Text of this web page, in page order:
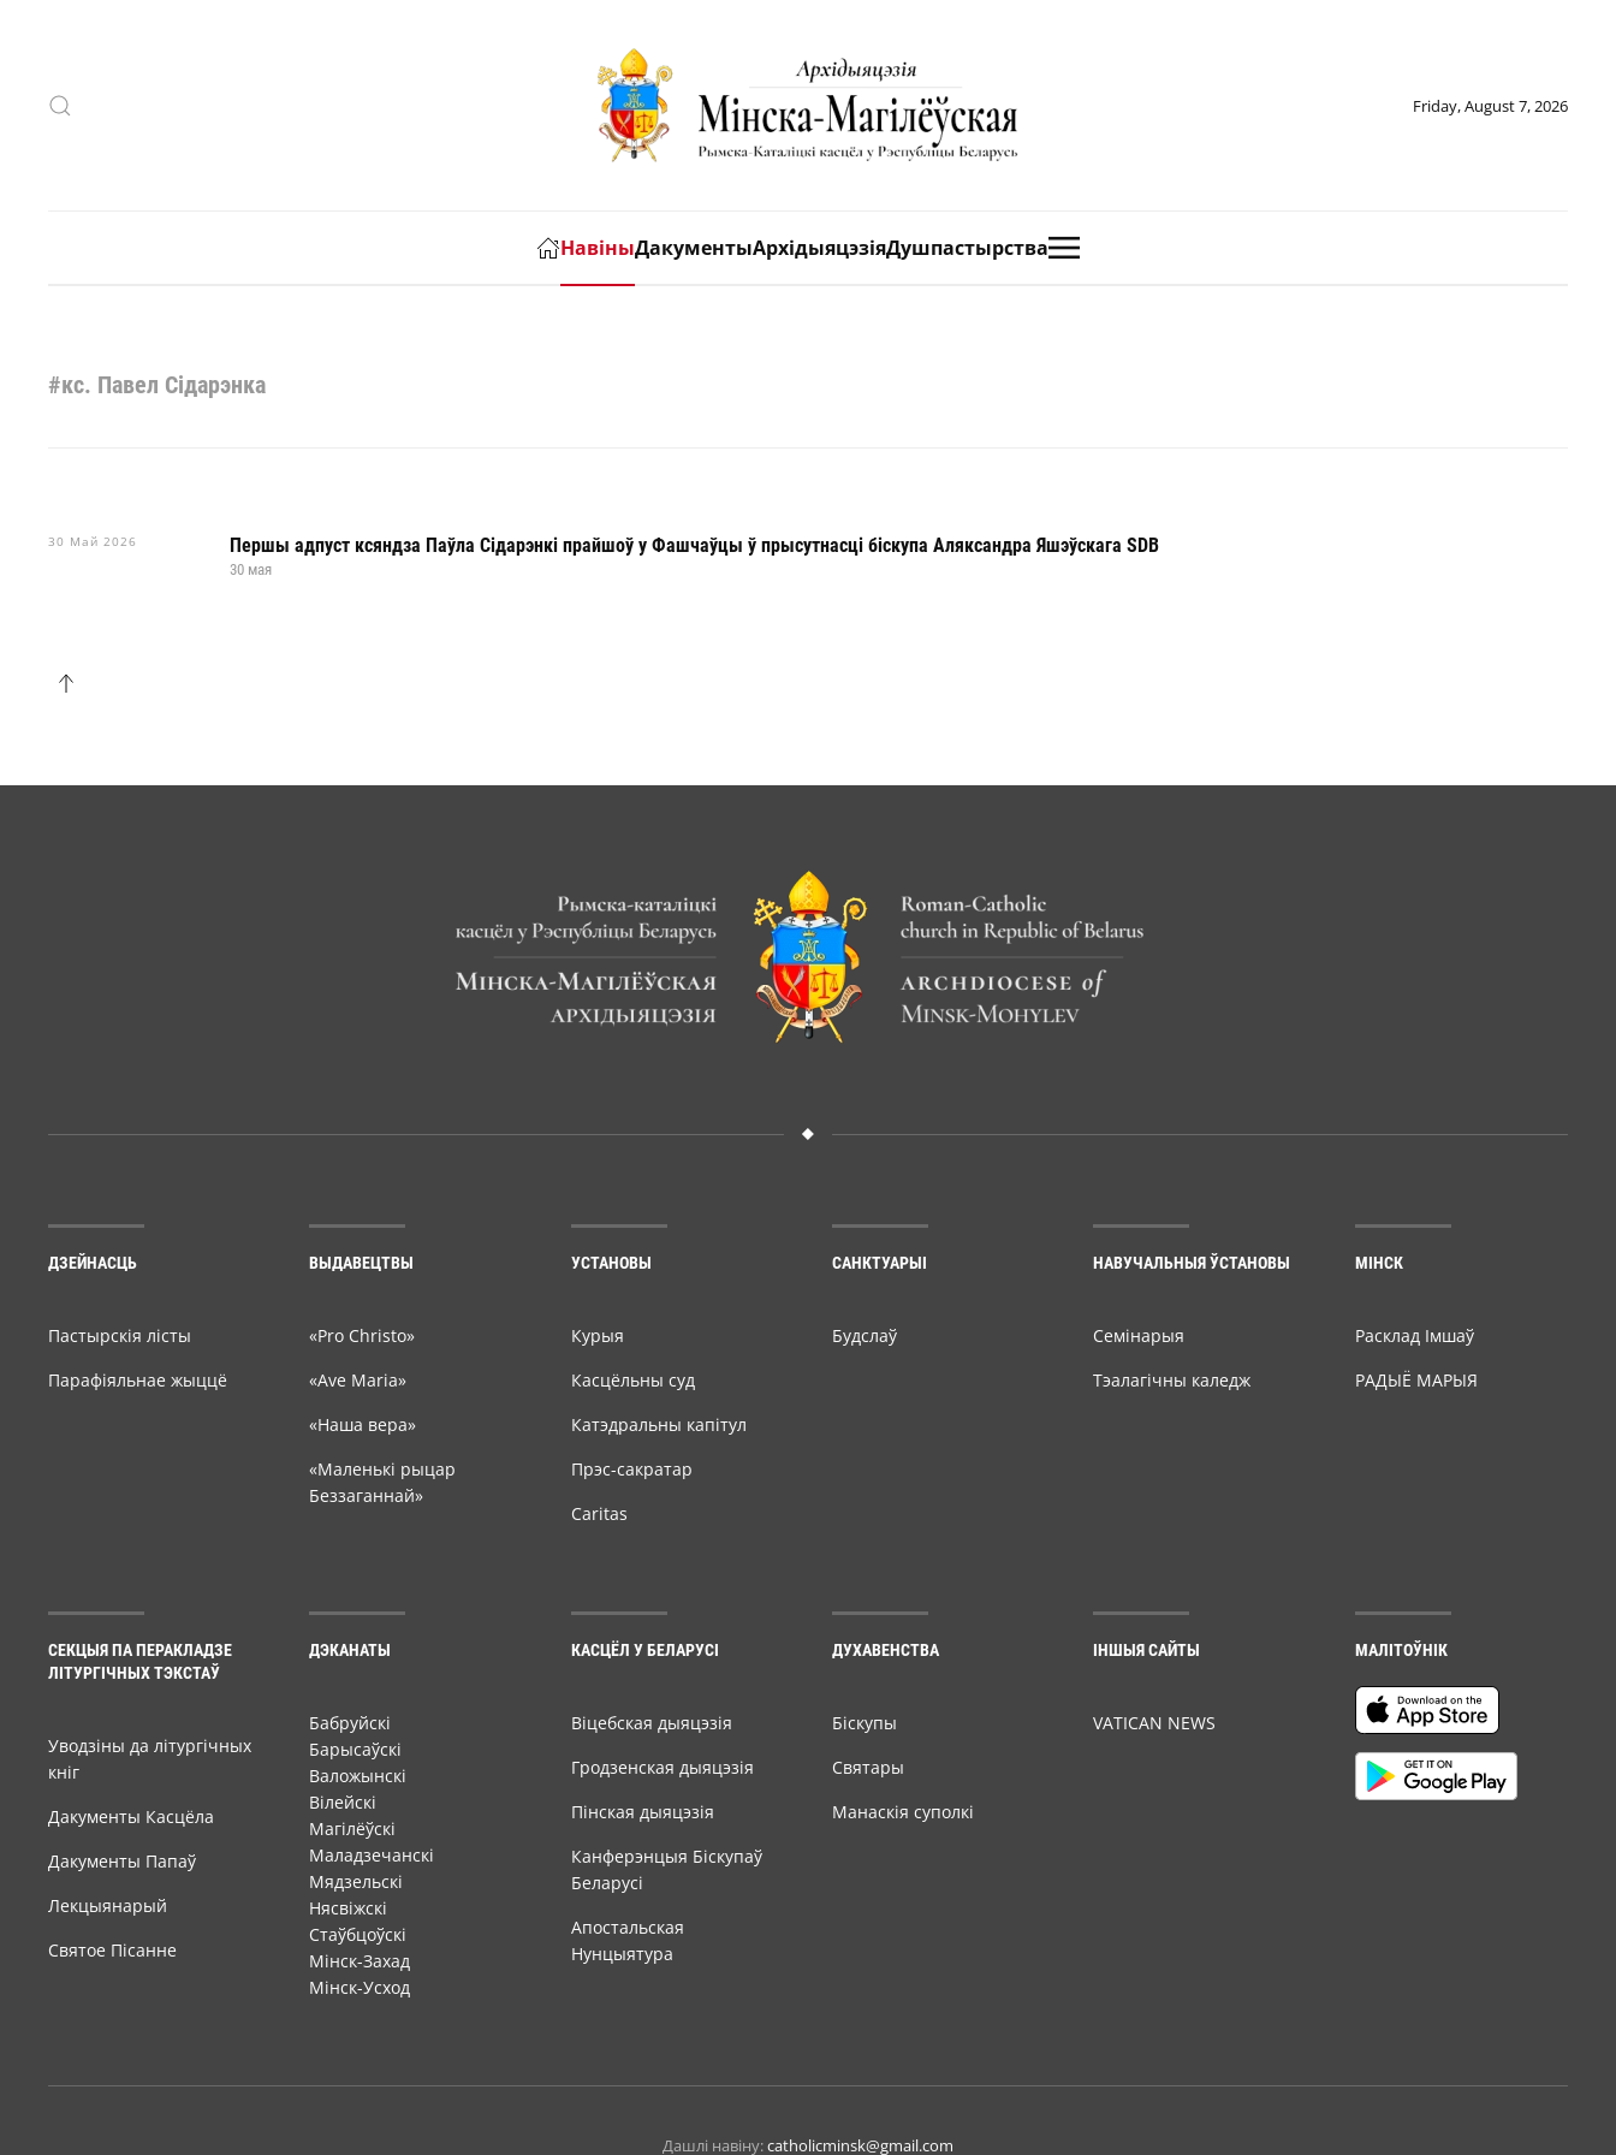
Friday, August 7, 2026
НавіныДакументыАрхідыяцэзіяДушпастырства
#кс. Павел Сідарэнка
30 Май 2026 Першы адпуст ксяндза Паўла Сідарэнкі прайшоў у Фашчаўцы ў прысутнасці біскупа Аляксандра Яшэўскага SDB
30 мая
ДЗЕЙНАСЦЬ
Пастырскія лісты
Парафіяльнае жыццё
ВЫДАВЕЦТВЫ
«Pro Christo»
«Ave Maria»
«Наша вера»
«Маленькі рыцар
Беззаганнай»
УСТАНОВЫ
Курыя
Касцёльны суд
Катэдральны капітул
Прэс-сакратар
Caritas
САНКТУАРЫІ
Будслаў
НАВУЧАЛЬНЫЯ ЎСТАНОВЫ
Семiнарыя
Тэалагічны каледж
МІНСК
Расклад Імшаў
РАДЫЁ МАРЫЯ
СЕКЦЫЯ ПА ПЕРАКЛАДЗЕ
ЛІТУРГІЧНЫХ ТЭКСТАЎ
Уводзіны да літургічных
кніг
Дакументы Касцёла
Дакументы Папаў
Лекцыянарый
Святое Пісанне
ДЭКАНАТЫ
Бабруйскі
Барысаўскі
Валожынскі
Вілейскі
Магілёўскі
Маладзечанскі
Мядзельскі
Нясвіжскі
Стаўбцоўскі
Мінск-Захад
Мінск-Усход
КАСЦЁЛ У БЕЛАРУСІ
Віцебская дыяцэзія
Гродзенская дыяцэзія
Пінская дыяцэзія
Канферэнцыя Біскупаў
Беларусі
Апостальская
Нунцыятура
ДУХАВЕНСТВА
Біскупы
Святары
Манаскія суполкі
ІНШЫЯ САЙТЫ
VATICAN NEWS
МАЛІТОЎНІК
Дашлі навіну:catholicminsk@gmail.com